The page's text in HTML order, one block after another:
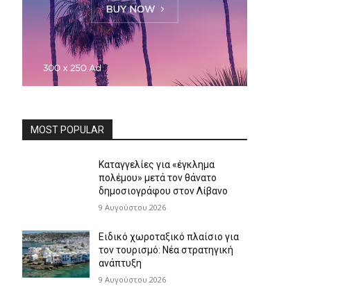
MOST POPULAR
Καταγγελίες για «έγκλημα
πολέμου» μετά τον θάνατο
δημοσιογράφου στον Λίβανο
9 Αυγούστου 2026
Ειδικό χωροταξικό πλαίσιο για
τον τουρισμό: Νέα στρατηγική
ανάπτυξη
9 Αυγούστου 2026